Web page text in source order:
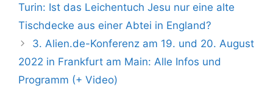
Turin: Ist das Leichentuch Jesu nur eine alte
Tischdecke aus einer Abtei in England?
3. Alien.de-Konferenz am 19. und 20. August
2022 in Frankfurt am Main: Alle Infos und
Programm (+ Video)